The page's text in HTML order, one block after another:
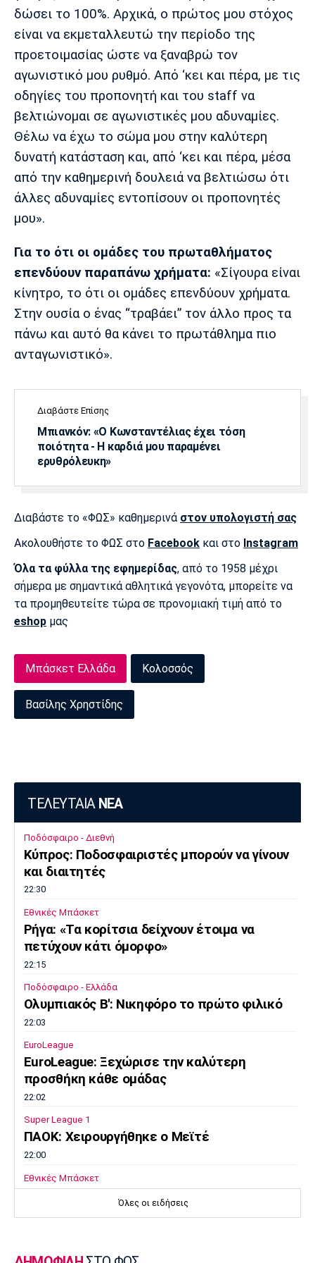
δώσει το 100%. Αρχικά, ο πρώτος μου στόχος
είναι να εκμεταλλευτώ την περίοδο της
προετοιμασίας ώστε να ξαναβρώ τον
αγωνιστικό μου ρυθμό. Από ‘κει και πέρα, με τις
οδηγίες του προπονητή και του staff να
βελτιώνομαι σε αγωνιστικές μου αδυναμίες.
Θέλω να έχω το σώμα μου στην καλύτερη
δυνατή κατάσταση και, από ‘κει και πέρα, μέσα
από την καθημερινή δουλειά να βελτιώσω ότι
άλλες αδυναμίες εντοπίσουν οι προπονητές
μου».
Για το ότι οι ομάδες του πρωταθλήματος
επενδύουν παραπάνω χρήματα: «Σίγουρα είναι
κίνητρο, το ότι οι ομάδες επενδύουν χρήματα.
Στην ουσία ο ένας “τραβάει” τον άλλο προς τα
πάνω και αυτό θα κάνει το πρωτάθλημα πιο
ανταγωνιστικό».
Διαβάστε Επίσης
Μπιανκόν: «Ο Κωνσταντέλιας έχει τόση
ποιότητα - Η καρδιά μου παραμένει
ερυθρόλευκη»
Διαβάστε το «ΦΩΣ» καθημερινά στον υπολογιστή σας
Ακολουθήστε το ΦΩΣ στο Facebook και στο Instagram
Όλα τα φύλλα της εφημερίδας, από το 1958 μέχρι
σήμερα με σημαντικά αθλητικά γεγονότα, μπορείτε να
τα προμηθευτείτε τώρα σε προνομιακή τιμή από το
eshop μας
Μπάσκετ Ελλάδα Κολοσσός
Βασίλης Χρηστίδης
ΤΕΛΕΥΤΑΙΑ ΝΕΑ
Ποδόσφαιρο - Διεθνή
Κύπρος: Ποδοσφαιριστές μπορούν να γίνουν
και διαιτητές
22:30
Εθνικές Μπάσκετ
Ρήγα: «Τα κορίτσια δείχνουν έτοιμα να
πετύχουν κάτι όμορφο»
22:15
Ποδόσφαιρο - Ελλάδα
Ολυμπιακός Β': Νικηφόρο το πρώτο φιλικό
22:03
EuroLeague
EuroLeague: Ξεχώρισε την καλύτερη
προσθήκη κάθε ομάδας
22:02
Super League 1
ΠΑΟΚ: Χειρουργήθηκε ο Μεϊτέ
22:00
Εθνικές Μπάσκετ
Εθνική Κορασίδων: Συνέτριψε με 78-36 την
Όλες οι ειδήσεις